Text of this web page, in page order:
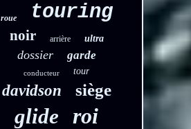
roue touring
noir arrière ultra
dossier garde
conducteur tour
davidson siège
glide roi